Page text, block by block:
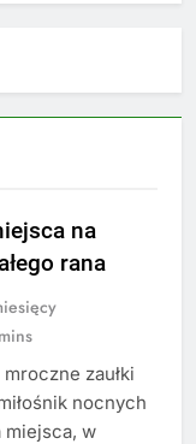
na
rana
zaułki
nocnych
miejsca, w